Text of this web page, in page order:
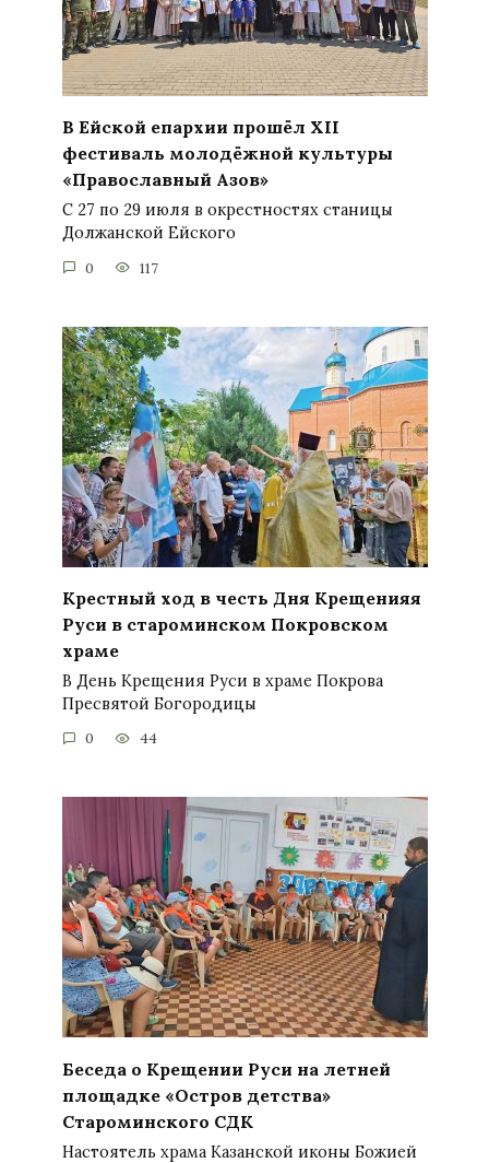
В Ейской епархии прошёл XII
фестиваль молодёжной культуры
«Православный Азов»
С 27 по 29 июля в окрестностях станицы
Должанской Ейского
0 117
Крестный ход в честь Дня Крещенияя
Руси в староминском Покровском
храме
В День Крещения Руси в храме Покрова
Пресвятой Богородицы
0 44
Беседа о Крещении Руси на летней
площадке «Остров детства»
Староминского СДК
Настоятель храма Казанской иконы Божией